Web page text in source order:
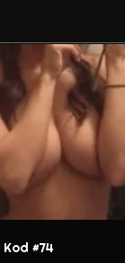
Kod #74